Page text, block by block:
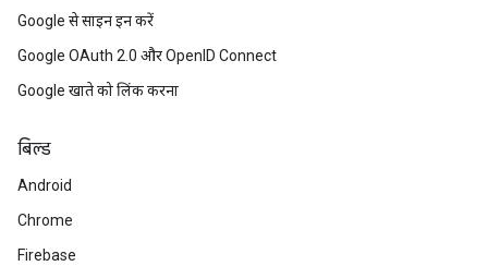
Google से साइन इन करें
Google OAuth 2.0 और OpenID Connect
Google खाते को लिंक करना
बिल्ड
Android
Chrome
Firebase